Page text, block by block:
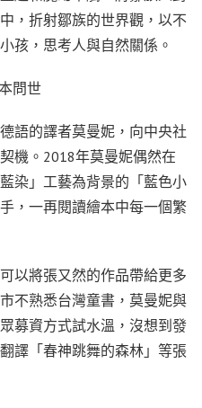
，折射鄒族的世界觀，以不
孩，思考人與自然關係。
問世
語的譯者莫曼妮，向中央社
機。2018年莫曼妮偶然在
染」工藝為背景的「藍色小
，一再閱讀繪本中每一個繁
以將張又然的作品帶給更多
不熟悉台灣童書，莫曼妮與
募資方式試水溫，沒想到發
譯「春神跳舞的森林」等張